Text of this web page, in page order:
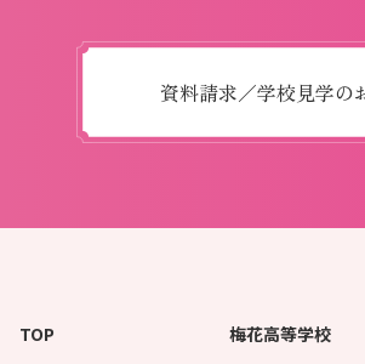
資料請求／学校見学の
TOP
梅花高等学校